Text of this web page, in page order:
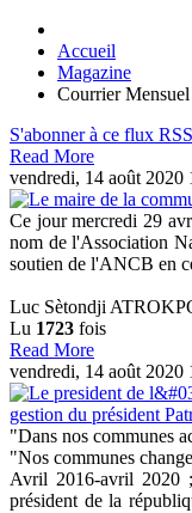
Accueil
Magazine
Courrier
S'abonner à ce flux RSS
Read More
vendredi, 14 août 2020
Ce jour mercredi 29
nom de l'Association
soutien de l'ANCB en
Luc Sètondji
Lu 1723 fois
Read More
vendredi, 14 août 2020
"Dans nos communes
"Nos communes
Avril 2016-avril 2020
président de la